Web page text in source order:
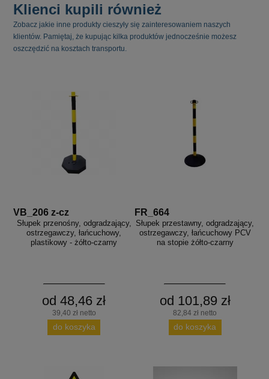
Klienci kupili również
Zobacz jakie inne produkty cieszyły się zainteresowaniem naszych
klientów. Pamiętaj, że kupując kilka produktów jednocześnie możesz
oszczędzić na kosztach transportu.
VB_206 z-cz
Słupek przenośny, odgradzający,
ostrzegawczy, łańcuchowy,
plastikowy - żółto-czarny
od 48,46 zł
39,40 zł netto
do koszyka
FR_664
Słupek przestawny, odgradzający,
ostrzegawczy, łańcuchowy PCV
na stopie żółto-czarny
od 101,89 zł
82,84 zł netto
do koszyka